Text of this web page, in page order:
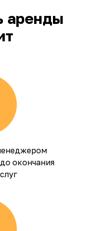
аренды
окончания